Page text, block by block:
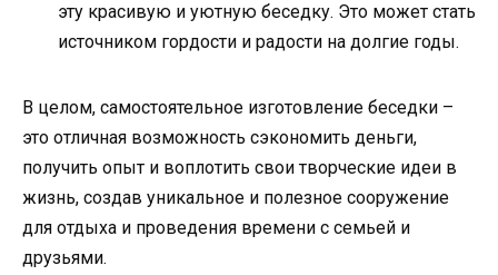
эту красивую и уютную беседку. Это может стать
источником гордости и радости на долгие годы.
В целом, самостоятельное изготовление беседки –
это отличная возможность сэкономить деньги,
получить опыт и воплотить свои творческие идеи в
жизнь, создав уникальное и полезное сооружение
для отдыха и проведения времени с семьей и
друзьями.